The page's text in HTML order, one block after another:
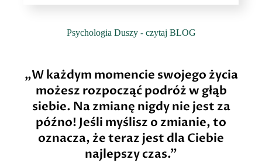
Psychologia Duszy - czytaj BLOG
„W każdym momencie swojego życia
możesz rozpocząć podróż w głąb
siebie. Na zmianę nigdy nie jest za
późno! Jeśli myślisz o zmianie, to
oznacza, że teraz jest dla Ciebie
najlepszy czas.”